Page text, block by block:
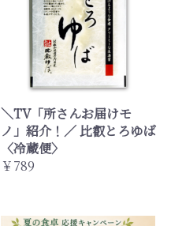
＼TV「所さんお届けモ
ノ」紹介！／ 比叡とろゆば
〈冷蔵便〉
￥789